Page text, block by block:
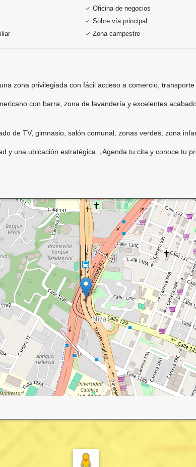
Oficina de negocios
Sobre vía principal
Zona campestre
una zona privilegiada con fácil acceso a comercio,
con barra, zona de lavandería y excelentes
de TV, gimnasio, salón comunal, zonas verdes, zona
y una ubicación estratégica. ¡Agenda tu cita y conoce tu